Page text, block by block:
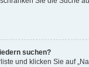
suchen?
und klicken Sie auf